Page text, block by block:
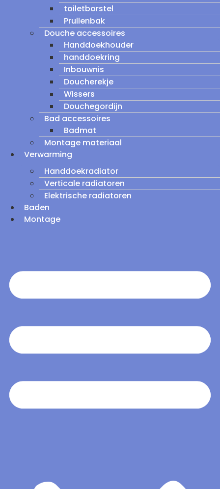
toiletborstel
Prullenbak
Douche accessoires
Handdoekhouder
handdoekring
Inbouwnis
Doucherekje
Wissers
Douchegordijn
Bad accessoires
Badmat
Montage materiaal
Verwarming
Handdoekradiator
Verticale radiatoren
Elektrische radiatoren
Baden
Montage